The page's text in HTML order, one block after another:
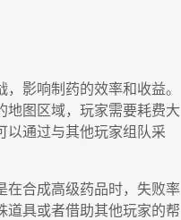
影响制药的效率和收益。
地图区域，玩家需要耗费大
以通过与其他玩家组队采
在合成高级药品时，失败率
道具或者借助其他玩家的帮